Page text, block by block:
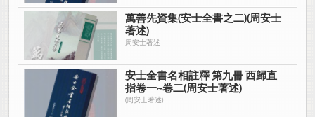
萬善先資集(安士全書之二)(周安士
著述)
周安士著述
安士全書名相註釋 第九冊 西歸直
指卷一~卷二(周安士著述)
(周安士著述)